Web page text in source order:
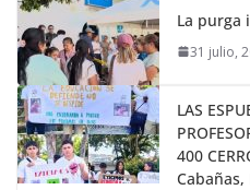
La purga
31 julio,
LAS
400
Cabañas,